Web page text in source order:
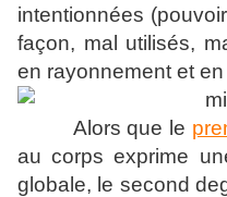
intentionnées
façon, mal utilisés,
en rayonnement et
Alors que le
au corps exprime
globale, le second